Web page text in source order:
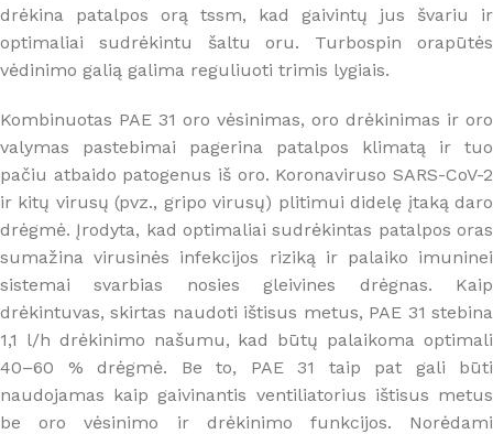
drėkina patalpos orą tssm, kad gaivintų jus švariu ir
optimaliai sudrėkintu šaltu oru. Turbospin orapūtės
vėdinimo galią galima reguliuoti trimis lygiais.
Kombinuotas PAE 31 oro vėsinimas, oro drėkinimas ir oro
valymas pastebimai pagerina patalpos klimatą ir tuo
pačiu atbaido patogenus iš oro. Koronaviruso SARS-CoV-2
ir kitų virusų (pvz., gripo virusų) plitimui didelę įtaką daro
drėgmė. Įrodyta, kad optimaliai sudrėkintas patalpos oras
sumažina virusinės infekcijos riziką ir palaiko imuninei
sistemai svarbias nosies gleivines drėgnas. Kaip
drėkintuvas, skirtas naudoti ištisus metus, PAE 31 stebina
1,1 l/h drėkinimo našumu, kad būtų palaikoma optimali
40–60 % drėgmė. Be to, PAE 31 taip pat gali būti
naudojamas kaip gaivinantis ventiliatorius ištisus metus
be oro vėsinimo ir drėkinimo funkcijos. Norėdami